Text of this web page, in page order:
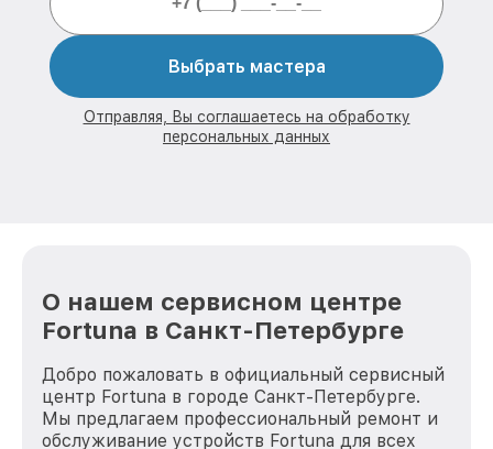
Выбрать мастера
Отправляя, Вы соглашаетесь на обработку
персональных данных
О нашем сервисном центре
Fortuna в Санкт-Петербурге
Добро пожаловать в официальный сервисный
центр Fortuna в городе Санкт-Петербурге.
Мы предлагаем профессиональный ремонт и
обслуживание устройств Fortuna для всех